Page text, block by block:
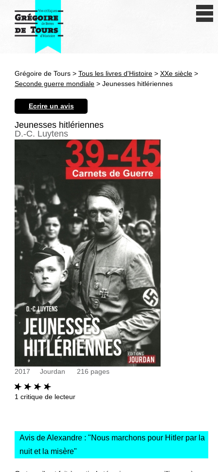
Antiquité
Epoque moderne
Révolution et XIXe siècle
XXe siècle
Autres civilisations
Thématiques
Grégoire de Tours > Tous les livres d'Histoire > XXe siècle >
Seconde guerre mondiale > Jeunesses hitlériennes
Ecrire un avis
Jeunesses hitlériennes
D.-C. Luytens
2017 Jourdan 216 pages
1 critique de lecteur
Avis de Alexandre : "Nous marchons pour Hitler par la
nuit et la misère"